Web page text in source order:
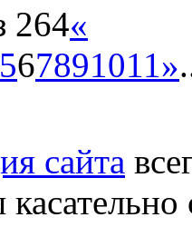
264«
567891011»
сайта